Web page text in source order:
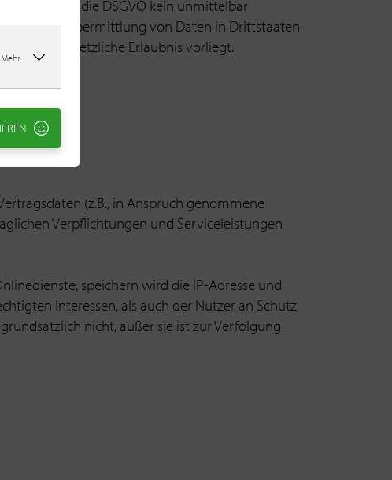
in denen die DSGVO kein unmittelbar
Die Übermittlung von Daten in Drittstaaten
eine gesetzliche Erlaubnis vorliegt.
(z.B., in Anspruch genommene
Verpflichtungen und Serviceleistungen
speichern wird die IP-Adresse und
Interessen, als auch der Nutzer an Schutz
nicht, außer sie ist zur Verfolgung
Mehr...